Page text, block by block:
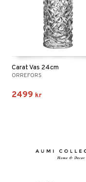
Carat Vas 24cm
ORREFORS
2499 kr